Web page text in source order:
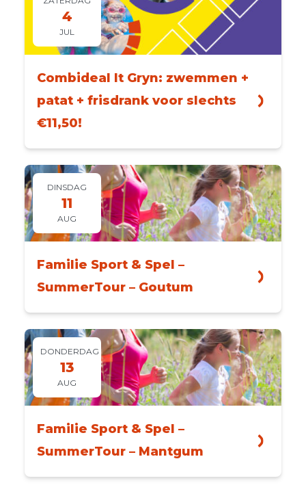
4
JUL
Combideal It Gryn: zwemmen +
patat + frisdrank voor slechts
€11,50!
DINSDAG
11
AUG
Familie Sport & Spel –
SummerTour – Goutum
DONDERDAG
13
AUG
Familie Sport & Spel –
SummerTour – Mantgum